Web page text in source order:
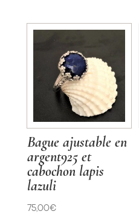
Bague ajustable en
argent925 et
cabochon lapis
lazuli
75,00€